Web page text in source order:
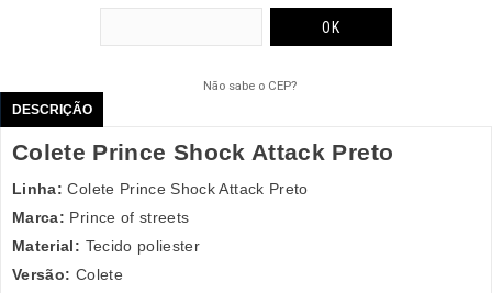
Não sabe o CEP?
DESCRIÇÃO
Colete Prince Shock Attack Preto
Linha:Colete Prince Shock Attack Preto
Marca: Prince of streets
Material: Tecido poliester
Versão: Colete